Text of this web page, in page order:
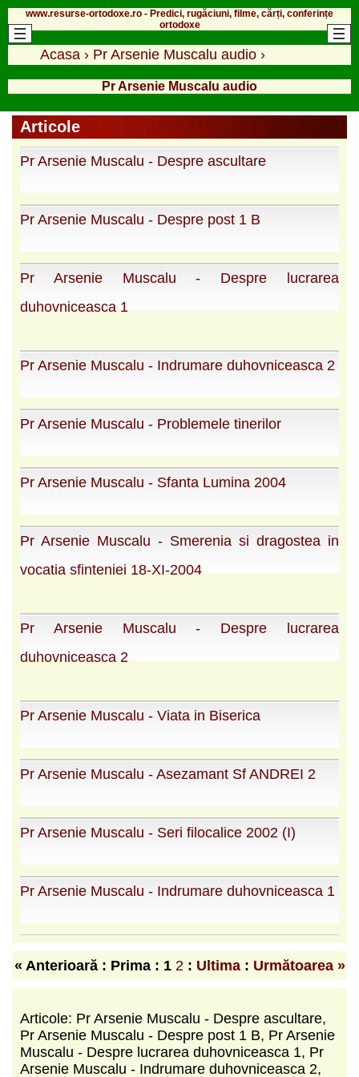
www.resurse-ortodoxe.ro - Predici, rugăciuni, filme, cărți, conferințe
ortodoxe
Acasa › Pr Arsenie Muscalu audio ›
Pr Arsenie Muscalu audio
Articole
Pr Arsenie Muscalu - Despre ascultare
Pr Arsenie Muscalu - Despre post 1 B
Pr Arsenie Muscalu - Despre lucrarea
duhovniceasca 1
Pr Arsenie Muscalu - Indrumare duhovniceasca 2
Pr Arsenie Muscalu - Problemele tinerilor
Pr Arsenie Muscalu - Sfanta Lumina 2004
Pr Arsenie Muscalu - Smerenia si dragostea in
vocatia sfinteniei 18-XI-2004
Pr Arsenie Muscalu - Despre lucrarea
duhovniceasca 2
Pr Arsenie Muscalu - Viata in Biserica
Pr Arsenie Muscalu - Asezamant Sf ANDREI 2
Pr Arsenie Muscalu - Seri filocalice 2002 (I)
Pr Arsenie Muscalu - Indrumare duhovniceasca 1
« Anterioară : Prima : 1 2 : Ultima: Următoarea »
Articole: Pr Arsenie Muscalu - Despre ascultare,
Pr Arsenie Muscalu - Despre post 1 B, Pr Arsenie
Muscalu - Despre lucrarea duhovniceasca 1, Pr
Arsenie Muscalu - Indrumare duhovniceasca 2,